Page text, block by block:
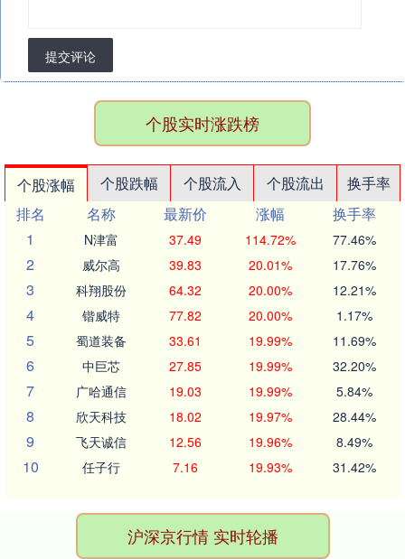
提交评论
个股实时涨跌榜
个股涨幅 个股跌幅 个股流入 个股流出
换手率
排名
名称 最新价 涨幅
换手率
1
N津富 37.49 114.72% 77.46%
2 威尔高 39.83 20.01% 17.76%
3 科翔股份 64.32 20.00% 12.21%
4 锴威特 77.82 20.00% 1.17%
5 蜀道装备 33.61 19.99% 11.69%
6 中巨芯 27.85 19.99% 32.20%
7 广哈通信 19.03 19.99% 5.84%
8 欣天科技 18.02 19.97% 28.44%
9 飞天诚信 12.56 19.96% 8.49%
10 任子行 7.16 19.93% 31.42%
沪深京行情 实时轮播